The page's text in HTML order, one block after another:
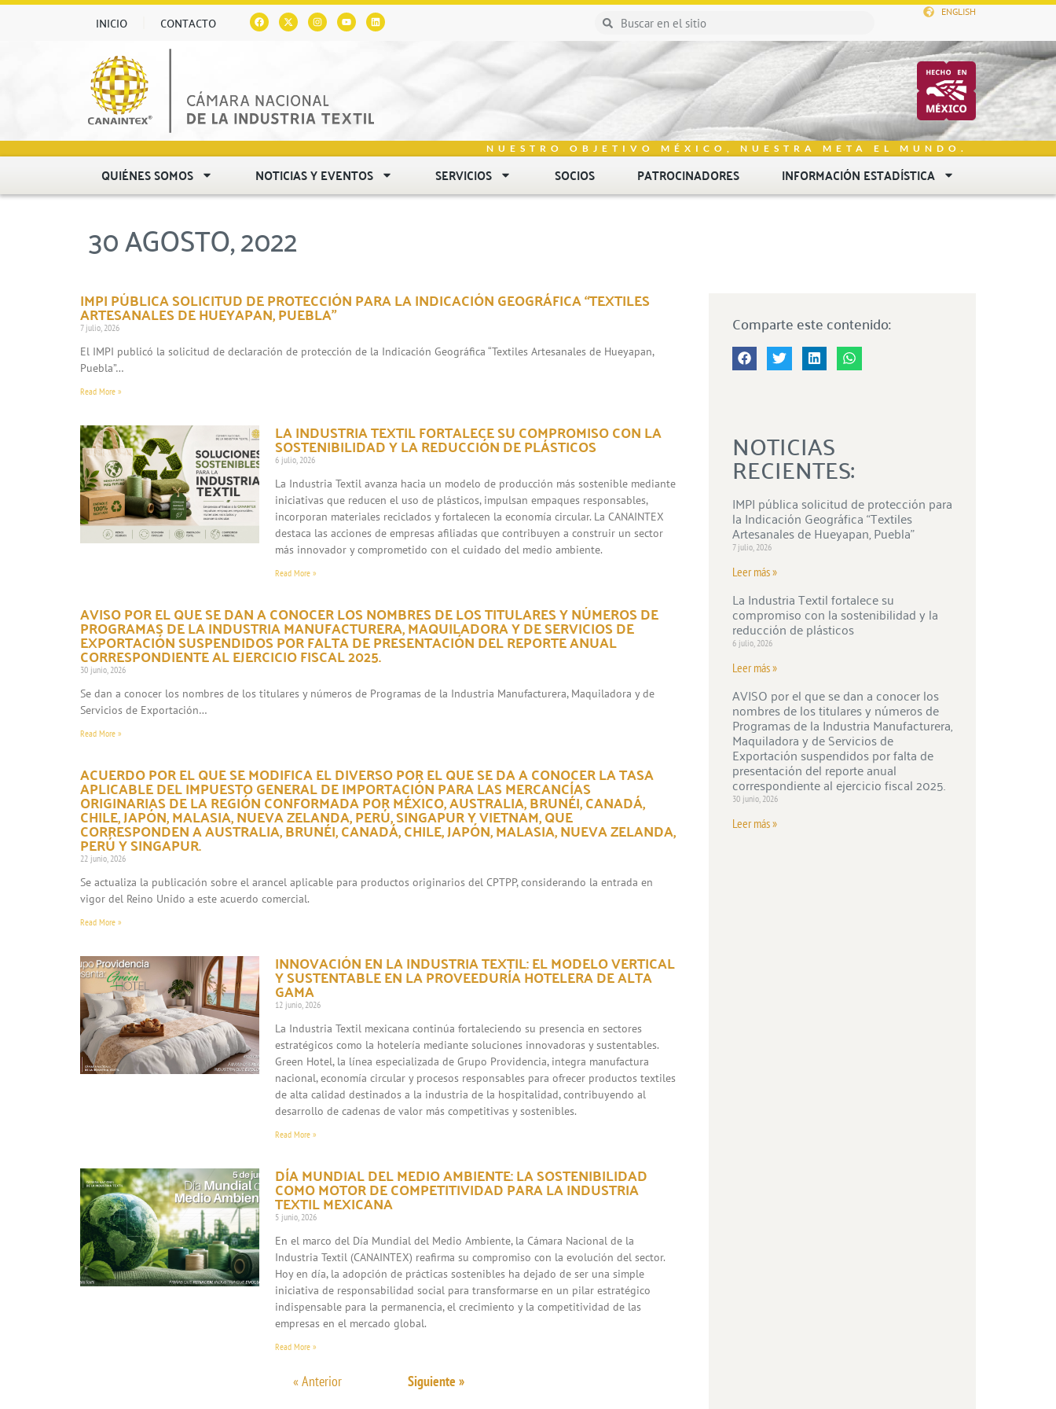
INICIO CONTACTO
ENGLISH
NUESTRO OBJETIVO MÉXICO, NUESTRA META EL MUNDO.
QUIÉNES SOMOS NOTICIAS Y EVENTOS SERVICIOS SOCIOS PATROCINADORES INFORMACIÓN ESTADÍSTICA
30 AGOSTO, 2022
IMPI PÚBLICA SOLICITUD DE PROTECCIÓN PARA LA INDICACIÓN GEOGRÁFICA “TEXTILES
ARTESANALES DE HUEYAPAN, PUEBLA”
7 julio, 2026
El IMPI publicó la solicitud de declaración de protección de la Indicación Geográfica “Textiles Artesanales de Hueyapan,
Puebla”…
Read More »
LA INDUSTRIA TEXTIL FORTALECE SU COMPROMISO CON LA
SOSTENIBILIDAD Y LA REDUCCIÓN DE PLÁSTICOS
6 julio, 2026
La Industria Textil avanza hacia un modelo de producción más sostenible mediante
iniciativas que reducen el uso de plásticos, impulsan empaques responsables,
incorporan materiales reciclados y fortalecen la economía circular. La CANAINTEX
destaca las acciones de empresas afiliadas que contribuyen a construir un sector
más innovador y comprometido con el cuidado del medio ambiente.
Read More »
AVISO POR EL QUE SE DAN A CONOCER LOS NOMBRES DE LOS TITULARES Y NÚMEROS DE
PROGRAMAS DE LA INDUSTRIA MANUFACTURERA, MAQUILADORA Y DE SERVICIOS DE
EXPORTACIÓN SUSPENDIDOS POR FALTA DE PRESENTACIÓN DEL REPORTE ANUAL
CORRESPONDIENTE AL EJERCICIO FISCAL 2025.
30 junio, 2026
Se dan a conocer los nombres de los titulares y números de Programas de la Industria Manufacturera, Maquiladora y de
Servicios de Exportación…
Read More »
ACUERDO POR EL QUE SE MODIFICA EL DIVERSO POR EL QUE SE DA A CONOCER LA TASA
APLICABLE DEL IMPUESTO GENERAL DE IMPORTACIÓN PARA LAS MERCANCÍAS
ORIGINARIAS DE LA REGIÓN CONFORMADA POR MÉXICO, AUSTRALIA, BRUNÉI, CANADÁ,
CHILE, JAPÓN, MALASIA, NUEVA ZELANDA, PERÚ, SINGAPUR Y VIETNAM, QUE
CORRESPONDEN A AUSTRALIA, BRUNÉI, CANADÁ, CHILE, JAPÓN, MALASIA, NUEVA ZELANDA,
PERÚ Y SINGAPUR.
22 junio, 2026
Se actualiza la publicación sobre el arancel aplicable para productos originarios del CPTPP, considerando la entrada en
vigor del Reino Unido a este acuerdo comercial.
Read More »
INNOVACIÓN EN LA INDUSTRIA TEXTIL: EL MODELO VERTICAL
Y SUSTENTABLE EN LA PROVEEDURÍA HOTELERA DE ALTA
GAMA
12 junio, 2026
La Industria Textil mexicana continúa fortaleciendo su presencia en sectores
estratégicos como la hotelería mediante soluciones innovadoras y sustentables.
Green Hotel, la línea especializada de Grupo Providencia, integra manufactura
nacional, economía circular y procesos responsables para ofrecer productos textiles
de alta calidad destinados a la industria de la hospitalidad, contribuyendo al
desarrollo de cadenas de valor más competitivas y sostenibles.
Read More »
DÍA MUNDIAL DEL MEDIO AMBIENTE: LA SOSTENIBILIDAD
COMO MOTOR DE COMPETITIVIDAD PARA LA INDUSTRIA
TEXTIL MEXICANA
5 junio, 2026
En el marco del Día Mundial del Medio Ambiente, la Cámara Nacional de la
Industria Textil (CANAINTEX) reafirma su compromiso con la evolución del sector.
Hoy en día, la adopción de prácticas sostenibles ha dejado de ser una simple
iniciativa de responsabilidad social para transformarse en un pilar estratégico
indispensable para la permanencia, el crecimiento y la competitividad de las
empresas en el mercado global.
Read More »
« Anterior Siguiente »
Comparte este contenido:
NOTICIAS
RECIENTES:
IMPI pública solicitud de protección para
la Indicación Geográfica “Textiles
Artesanales de Hueyapan, Puebla”
7 julio, 2026
Leer más »
La Industria Textil fortalece su
compromiso con la sostenibilidad y la
reducción de plásticos
6 julio, 2026
Leer más »
AVISO por el que se dan a conocer los
nombres de los titulares y números de
Programas de la Industria Manufacturera,
Maquiladora y de Servicios de
Exportación suspendidos por falta de
presentación del reporte anual
correspondiente al ejercicio fiscal 2025.
30 junio, 2026
Leer más »